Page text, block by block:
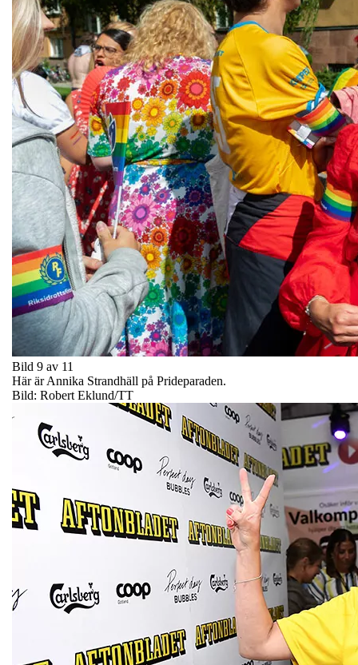
Bild 9 av 11
Här är Annika Strandhäll på Prideparaden.
Bild: Robert Eklund/TT